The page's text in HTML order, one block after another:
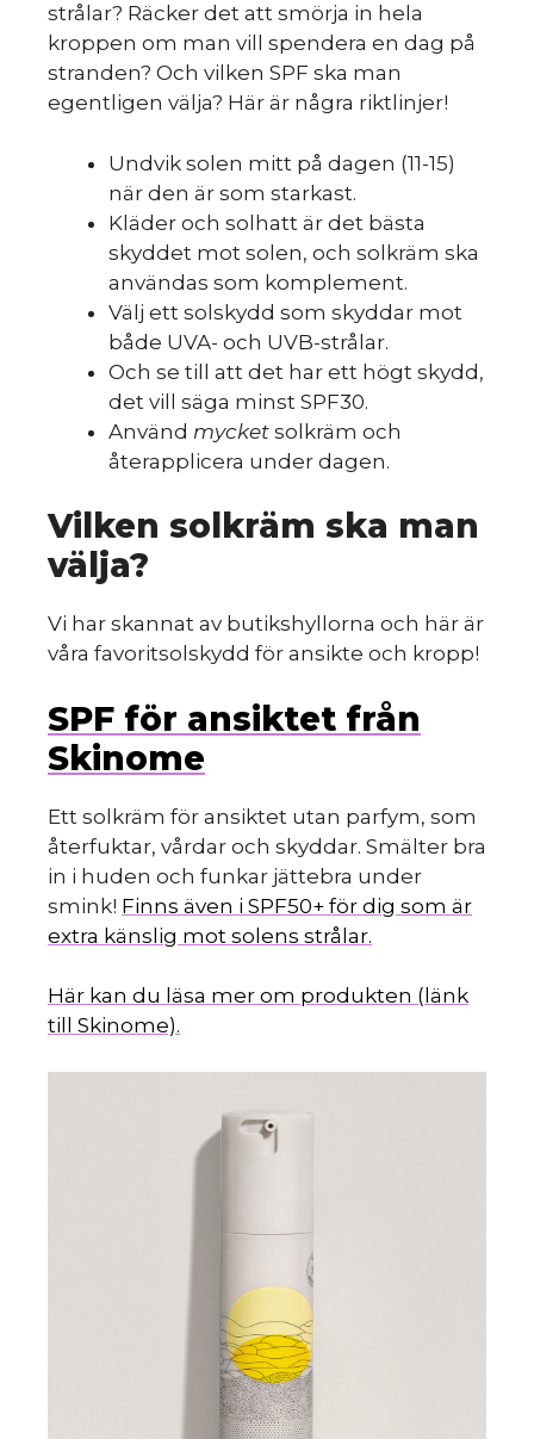
strålar? Räcker det att smörja in hela
kroppen om man vill spendera en dag på
stranden? Och vilken SPF ska man
egentligen välja? Här är några riktlinjer!
Undvik solen mitt på dagen (11-15)
när den är som starkast.
Kläder och solhatt är det bästa
skyddet mot solen, och solkräm ska
användas som komplement.
Välj ett solskydd som skyddar mot
både UVA- och UVB-strålar.
Och se till att det har ett högt skydd,
det vill säga minst SPF30.
Använd mycket solkräm och
återapplicera under dagen.
Vilken solkräm ska man
välja?
Vi har skannat av butikshyllorna och här är
våra favoritsolskydd för ansikte och kropp!
SPF för ansiktet från
Skinome
Ett solkräm för ansiktet utan parfym, som
återfuktar, vårdar och skyddar. Smälter bra
in i huden och funkar jättebra under
smink! Finns även i SPF50+ för dig som är
extra känslig mot solens strålar.
Här kan du läsa mer om produkten (länk
till Skinome).